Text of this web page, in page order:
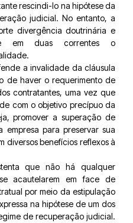
rescindi-lo na hipótese da
judicial. No entanto, a
divergência doutrinária e
se em duas correntes o
a invalidade da cláusula
de haver o requerimento de
contratantes, uma vez que
com o objetivo precípuo da
promover a superação de
empresa para preservar sua
diversos benefícios reflexos à
que não há qualquer
acautelarem em face de
por meio da estipulação
na hipótese de um dos
de recuperação judicial.